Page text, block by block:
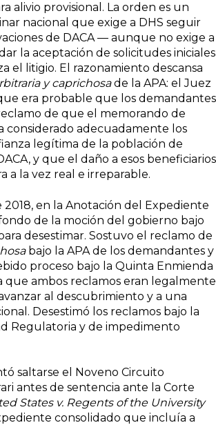
alivio provisional. La orden es un
nacional que exige a DHS seguir
de DACA — aunque no exige a
la aceptación de solicitudes iniciales
el litigio. El razonamiento descansa
y caprichosade la APA: el Juez
era probable que los demandantes
de que el memorando de
considerado adecuadamente los
legítima de la población de
y que el daño a esos beneficiarios
a la vez real e irreparable.
2018, en la Anotación del Expediente
de la moción del gobierno bajo
desestimar. Sostuvo el reclamo de
bajo la APA de los demandantes y
proceso bajo la Quinta Enmienda
ambos reclamos eran legalmente
al descubrimiento y a una
Desestimó los reclamos bajo la
Regulatoria y de impedimento
saltarse el Noveno Circuito
antes de sentencia ante la Corte
States v. Regents of the University
consolidado que incluía a